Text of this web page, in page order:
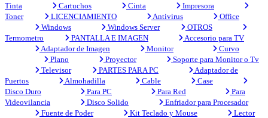
Tinta
Cartuchos Cinta
Impresora
Toner
LICENCIAMIENTO Antivirus
Office
Windows
Windows Server
OTROS
Termometro
PANTALLA E IMAGEN
Accesorio para TV
Adaptador de Imagen
Monitor
Curvo
Plano
Proyector
Soporte para Monitor o Tv
Televisor
PARTES PARA PC
Adaptador de
Puertos
Almohadilla Cable
Case
Disco Duro
Para PC Para Red
Para
Videovilancia
Disco Solido
Enfriador para Procesador
Fuente de Poder
Kit Teclado y Mouse
Lector